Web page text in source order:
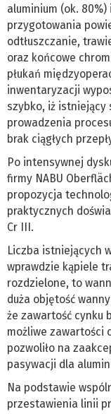
aluminium (ok.
przygotowania
odtłuszczanie,
oraz końcowe
płukań
inwentaryzacji
szybko, iż
prowadzenia
brak ciągłych
Po intensywnej
firmy NABU
propozycja
praktycznych
Cr III.
Liczba istniejących
wprawdzie kąpiele
rozdzielone, to
duża objętość
że zawartość cynku
możliwe zawartości
pozwoliło na
pasywacji dla
Na podstawie
przestawienia linii